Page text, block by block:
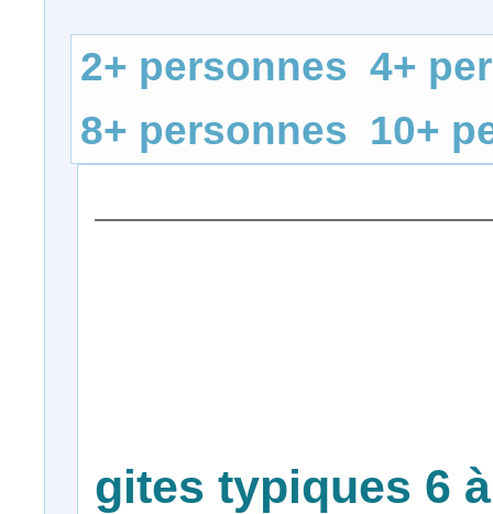
2+ personnes 4+
8+ personnes 10+
gites typiques 6